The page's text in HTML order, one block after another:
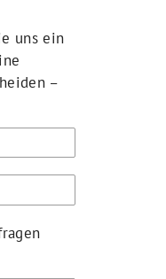
uns ein
–